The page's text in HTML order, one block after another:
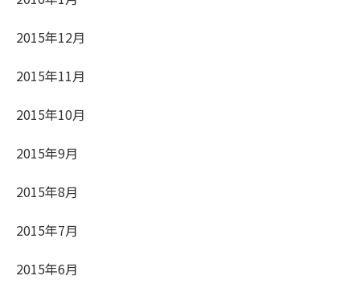
2015年12月
2015年11月
2015年10月
2015年9月
2015年8月
2015年7月
2015年6月